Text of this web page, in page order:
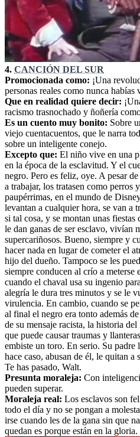
4. CANCIÓN DEL SUR
Promocionada como: ¡Una
personas reales como nunca habías
Que en realidad quiere decir:
racismo trasnochado y ñoñería
Es un cuento muy bonito: Sobre
viejo cuentacuentos, que le narra
sobre un inteligente conejo.
Excepto que: El niño vive en una
en la época de la esclavitud. Y el
negro. Pero es feliz, oye. A pesar
a trabajar, los tratasen como perros
paupérrimas, en el mundo de
levantan a cualquier hora, se van a
si tal cosa, y se montan unas
le dan ganas de ser esclavo, vivían
supercariñosos. Bueno, siempre y
hacer nada en lugar de cometer el
hijo del dueño. Tampoco se les
siempre conducen al crío a meterse
cuando el chaval usa su ingenio
alegría le dura tres minutos y se le
virulencia. En cambio, cuando se
al final el negro era tonto además
de su mensaje racista, la historia
que puede causar traumas y
embiste un toro. En serio. Su padre
hace caso, abusan de él, le quitan a
Te has pasado, Walt.
Presunta moraleja: Con
pueden superar.
Moraleja real: Los esclavos son
todo el día y no se pongan a
irse cuando les de la gana sin que
quedan es porque están en la gloria.